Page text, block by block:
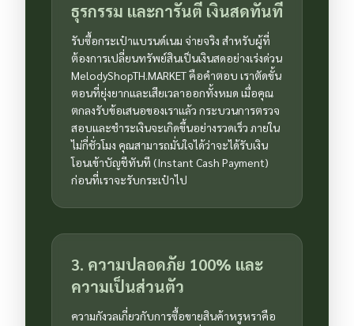
ธุรกรรม และการันตี เงินสดทันที
รับซื้อกระเป๋าแบรนด์เนม จ่ายจริง สำหรับผู้ที่
ต้องการเปลี่ยนทรัพย์สินเป็นเงินสดอย่างเร่งด่วน
MelodyShopTH.MARKET คือคำตอบ เราตัดขั้น
ตอนที่ยุ่งยากและเสียเวลาออกทั้งหมด เมื่อคุณ
ตกลงรับข้อเสนอของเราแล้ว กระบวนการตรวจ
สอบและชำระเงินจะเกิดขึ้นอย่างรวดเร็ว ภายใน
ไม่กี่ชั่วโมง คุณสามารถมั่นใจได้ว่าจะได้รับเงิน
โอนเข้าบัญชีทันที (Instant Cash Payment)
ก่อนที่เราจะรับกระเป๋าไป
3. ความปลอดภัย 100% และ
ความเป็นส่วนตัว
ความกังวลเกี่ยวกับการซื้อขายสินค้าหรูหราคือ